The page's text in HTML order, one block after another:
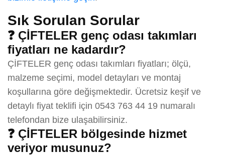
Sık Sorulan Sorular
❓ ÇİFTELER genç odası takımları
fiyatları ne kadardır?
ÇİFTELER genç odası takımları fiyatları; ölçü,
malzeme seçimi, model detayları ve montaj
koşullarına göre değişmektedir. Ücretsiz keşif ve
detaylı fiyat teklifi için 0543 763 44 19 numaralı
telefondan bize ulaşabilirsiniz.
❓ ÇİFTELER bölgesinde hizmet
veriyor musunuz?